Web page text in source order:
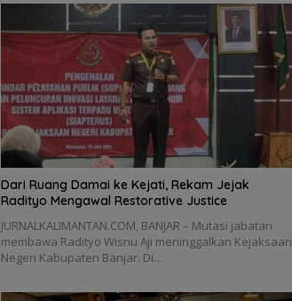
Dari Ruang Damai ke Kejati, Rekam Jejak
Radityo Mengawal Restorative Justice
JURNALKALIMANTAN.COM, BANJAR – Mutasi jabatan
membawa Radityo Wisnu Aji meninggalkan Kejaksaan
Negeri Kabupaten Banjar. Di…